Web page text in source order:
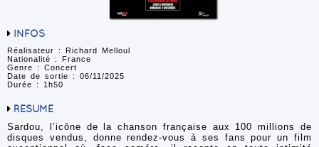
INFOS
Réalisateur : Richard Melloul
Nationalité : France
Genre : Concert
Date de sortie : 06/11/2025
Durée : 1h50
RÉSUMÉ
Sardou, l’icône de la chanson française aux 100 millions de
disques vendus, donne rendez-vous à ses fans pour un film